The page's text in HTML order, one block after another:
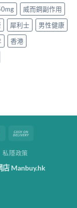
威而鋼副作用
犀利士
男性健康
香港
MasterCard
私隱政策
店 Manbuy.hk